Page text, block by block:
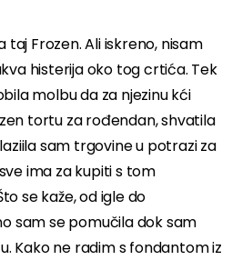
taj Frozen. Ali iskreno, nisam
histerija oko tog crtića. Tek
molbu da za njezinu kći
tortu za rođendan, shvatila
sam trgovine u potrazi za
ima za kupiti s tom
se kaže, od igle do
sam se pomučila dok sam
Kako ne radim s fondantom iz